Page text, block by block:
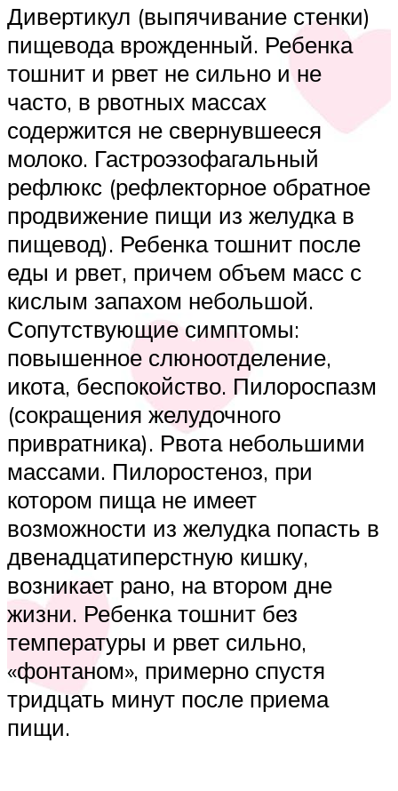
Дивертикул (выпячивание стенки)
пищевода врожденный. Ребенка
тошнит и рвет не сильно и не
часто, в рвотных массах
содержится не свернувшееся
молоко. Гастроэзофагальный
рефлюкс (рефлекторное обратное
продвижение пищи из желудка в
пищевод). Ребенка тошнит после
еды и рвет, причем объем масс с
кислым запахом небольшой.
Сопутствующие симптомы:
повышенное слюноотделение,
икота, беспокойство. Пилороспазм
(сокращения желудочного
привратника). Рвота небольшими
массами. Пилоростеноз, при
котором пища не имеет
возможности из желудка попасть в
двенадцатиперстную кишку,
возникает рано, на втором дне
жизни. Ребенка тошнит без
температуры и рвет сильно,
«фонтаном», примерно спустя
тридцать минут после приема
пищи.